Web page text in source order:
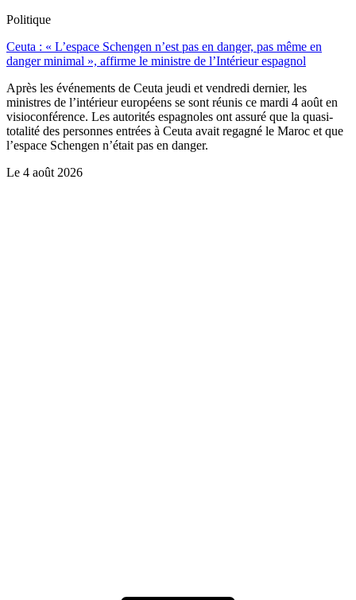
Politique
Ceuta : « L’espace Schengen n’est pas en danger, pas même en
danger minimal », affirme le ministre de l’Intérieur espagnol
Après les événements de Ceuta jeudi et vendredi dernier, les
ministres de l’intérieur européens se sont réunis ce mardi 4 août en
visioconférence. Les autorités espagnoles ont assuré que la quasi-
totalité des personnes entrées à Ceuta avait regagné le Maroc et que
l’espace Schengen n’était pas en danger.
Le 4 août 2026